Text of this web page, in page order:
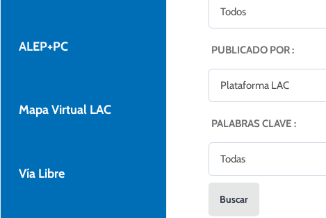
ALEP+PC
Mapa Virtual LAC
Vía Libre
PUBLICADO POR :
PALABRAS CLAVE :
Buscar